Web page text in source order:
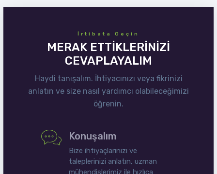
İrtibata Geçin
MERAK ETTİKLERİNİZİ
CEVAPLAYALIM
Haydi tanışalım. İhtiyacınızı veya fikrinizi
anlatın ve size nasıl yardımcı olabileceğimizi
öğrenin.
Konuşalım
Bize ihtiyaçlarınızı ve
taleplerinizi anlatın, uzman
mühendislerimiz ile hızlıca